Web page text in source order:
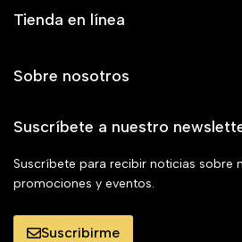
Tienda en línea
Sobre nosotros
Suscríbete a nuestro
Suscríbete para recibir noticias sobre
promociones y eventos.
Suscribirme